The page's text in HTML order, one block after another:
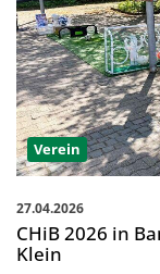
Verein
27.04.2026
CHiB 2026 in
Klein